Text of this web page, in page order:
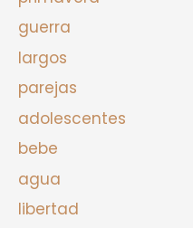
guerra
largos
parejas
adolescentes
bebe
agua
libertad